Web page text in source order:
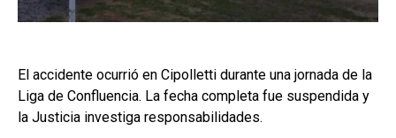
El accidente ocurrió en Cipolletti durante una jornada de la
Liga de Confluencia. La fecha completa fue suspendida y
la Justicia investiga responsabilidades.